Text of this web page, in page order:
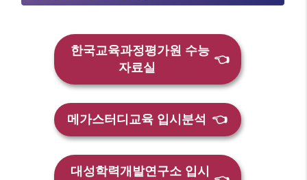
한국교육과정평가원 수능
자료실
👈
메가스터디교육 입시분석👈
대성학력개발연구소 입시